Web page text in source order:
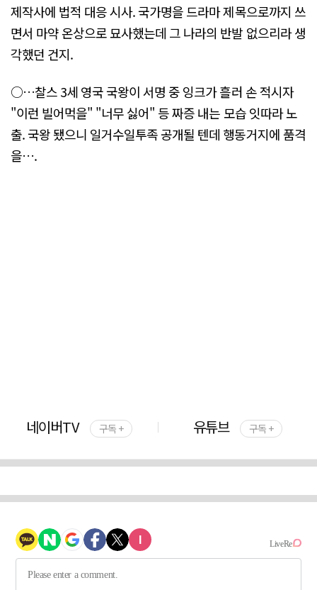
제작사에 법적 대응 시사. 국가명을 드라마 제목으로까지 쓰
면서 마약 온상으로 묘사했는데 그 나라의 반발 없으리라 생
각했던 건지.
○…찰스 3세 영국 국왕이 서명 중 잉크가 흘러 손 적시자
"이런 빌어먹을" "너무 싫어" 등 짜증 내는 모습 잇따라 노
출. 국왕 됐으니 일거수일투족 공개될 텐데 행동거지에 품격
을….
네이버TV 구독 + 유튜브 구독 +